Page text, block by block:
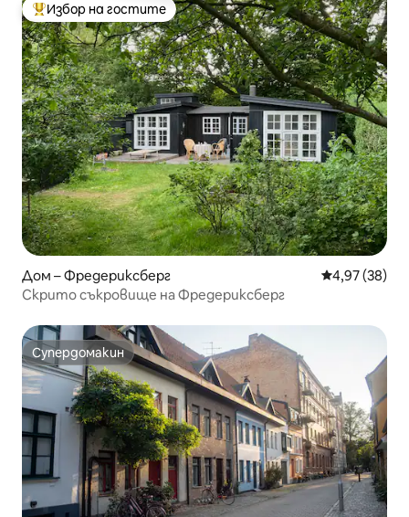
Най-популярен избор на гостите
Избор на гостите
Дом – Фредериксберг Средна
4,97 (38)
Скрито съкровище на Фредериксберг
Супердомакин
Супердомакин